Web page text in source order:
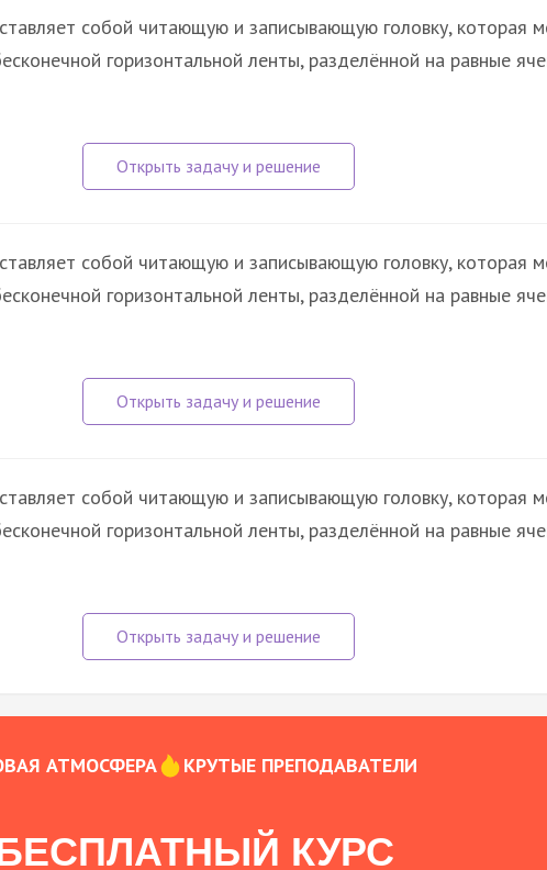
собой читающую и записывающую головку, которая
горизонтальной ленты, разделённой на равные
собой читающую и записывающую головку, которая
горизонтальной ленты, разделённой на равные
собой читающую и записывающую головку, которая
горизонтальной ленты, разделённой на равные
АТМОСФЕРА КРУТЫЕ ПРЕПОДАВАТЕЛИ
КУРС